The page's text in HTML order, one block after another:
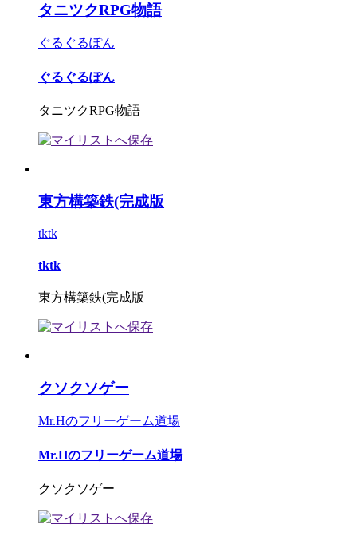
タニツクRPG物語
ぐるぐるぽん
ぐるぐるぽん
タニツクRPG物語
東方構築鉄(完成版
tktk
tktk
東方構築鉄(完成版
クソクソゲー
Mr.Hのフリーゲーム道場
Mr.Hのフリーゲーム道場
クソクソゲー